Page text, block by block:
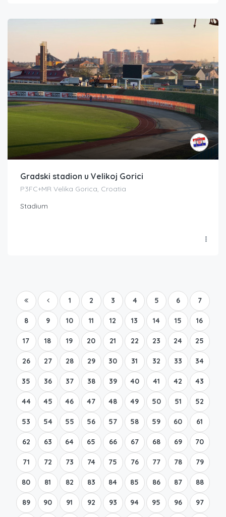
Gradski stadion u Velikoj Gorici
P3FC+MR Velika Gorica, Croatia
Stadium
1 2 3 4 5 6 7
8 9 10 11 12 13 14 15 16
17 18 19 20 21 22 23 24 25
26 27 28 29 30 31 32 33 34
35 36 37 38 39 40 41 42 43
44 45 46 47 48 49 50 51 52
53 54 55 56 57 58 59 60 61
62 63 64 65 66 67 68 69 70
71 72 73 74 75 76 77 78 79
80 81 82 83 84 85 86 87 88
89 90 91 92 93 94 95 96 97